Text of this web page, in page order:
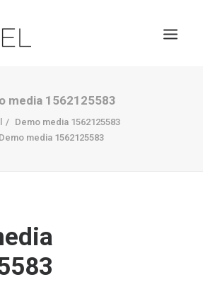
media 1562125583
Demo media 1562125583
Demo media 1562125583